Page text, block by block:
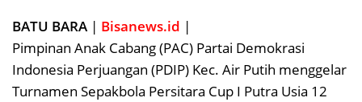
BATU BARA | Bisanews.id |
Pimpinan Anak Cabang (PAC) Partai Demokrasi
Indonesia Perjuangan (PDIP) Kec. Air Putih menggelar
Turnamen Sepakbola Persitara Cup I Putra Usia 12